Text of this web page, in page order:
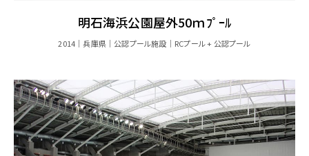
明石海浜公園屋外50ｍﾌﾟｰﾙ
2014 兵庫県 公認プール施設 RCプール + 公認プール